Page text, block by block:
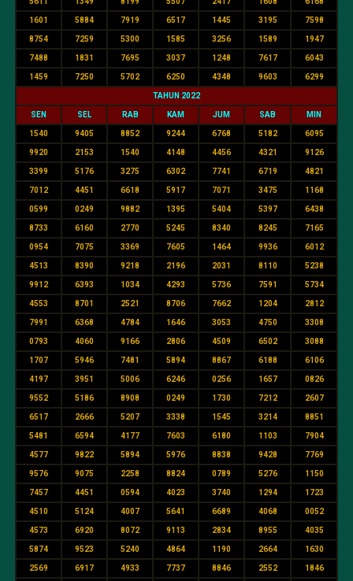
1601 5884 7919 6517 1445 3195 7598
8754 7259 5300 1585 3256 1589 1947
7488 1831 7695 3037 1248 7617 6043
1459 7250 5702 6250 4348 9603 6299
TAHUN 2022
SEN SEL RAB KAM JUM SAB MIN
1540 9405 8852 9244 6768 5182 6095
9920 2153 1540 4148 4456 4321 9126
3399 5176 3275 6302 7741 6719 4821
7012 4451 6618 5917 7071 3475 1168
0599 0249 9882 1395 5404 5397 6438
8733 6160 2770 5245 8340 8245 7165
0954 7075 3369 7605 1464 9936 6012
4513 8390 9218 2196 2031 8110 5238
9912 6393 1034 4293 5736 7591 5734
4553 8701 2521 8706 7662 1204 2812
7991 6368 4784 1646 3053 4750 3308
0793 4060 9166 2806 4509 6502 3088
1707 5946 7481 5894 8867 6188 6106
4197 3951 5006 6246 0256 1657 0826
9552 5186 8908 0249 1730 7212 2607
6517 2666 5207 3338 1545 3214 8851
5481 6594 4177 7603 6180 1103 7904
4577 9822 5894 5976 8838 9428 7769
9576 9075 2258 8824 0789 5276 1150
7457 4451 0594 4023 3740 1294 1723
4510 5124 4007 5641 6689 4068 0052
4573 6920 8072 9113 2834 8955 4035
5874 9523 5240 4864 1190 2664 1630
2569 6917 4933 7737 8846 2552 1846